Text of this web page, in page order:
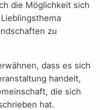
die Möglichkeit sich
zu
dass es sich
handelt,
die sich
hat.